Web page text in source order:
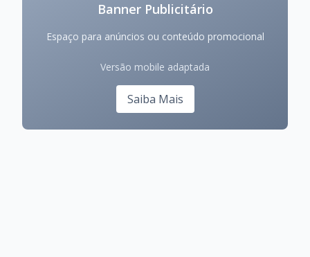
Banner Publicitário
Espaço para anúncios ou conteúdo promocional
Versão mobile adaptada
Saiba Mais